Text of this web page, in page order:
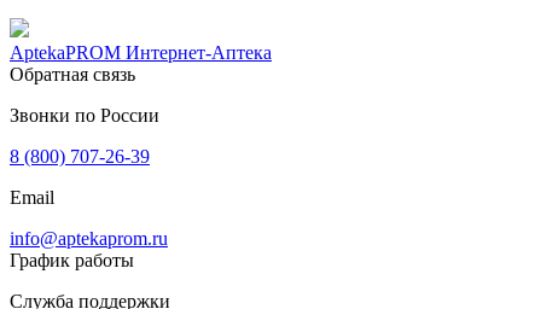
AptekaPROM Интернет-Аптека
Обратная связь
Звонки по России
8 (800) 707-26-39
Email
info@aptekaprom.ru
График работы
Служба поддержки